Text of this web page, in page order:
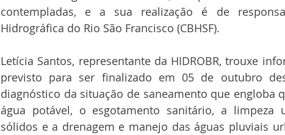
contempladas, e a sua realização é de
Hidrográfica do Rio São Francisco (CBHSF).
Letícia Santos, representante da HIDROBR, trouxe
previsto para ser finalizado em 05 de outubro
diagnóstico da situação de saneamento que engloba
água potável, o esgotamento sanitário, a limpeza
sólidos e a drenagem e manejo das águas pluviais